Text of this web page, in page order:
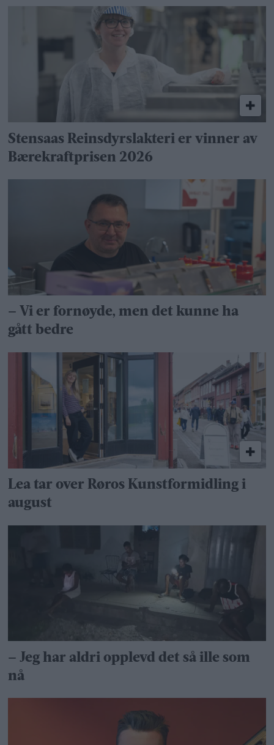
Stensaas Reinsdyrslakteri er vinner av
Bærekraftprisen 2026
– Vi er fornøyde, men det kunne ha
gått bedre
Lea tar over Røros Kunstformidling i
august
– Jeg har aldri opplevd det så ille som
nå